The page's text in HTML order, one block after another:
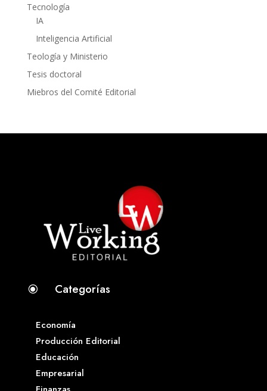
Tecnología
IA
Inteligencia Artificial
Teología y Ministerio
Tesis doctoral
Miebros del Comité Editorial
\ Categorías
Economía
Producción Editorial
Educación
Empresarial